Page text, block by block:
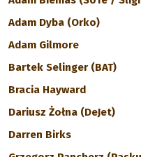
Adam Dyba (Orko)
Adam Gilmore
Bartek Selinger (BAT)
Bracia Hayward
Dariusz Żołna (DeJet)
Darren Birks